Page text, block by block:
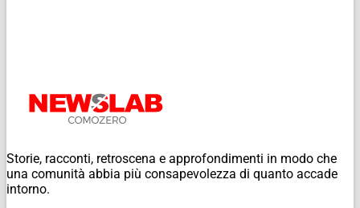
Storie, racconti, retroscena e approfondimenti in modo che
una comunità abbia più consapevolezza di quanto accade
intorno.